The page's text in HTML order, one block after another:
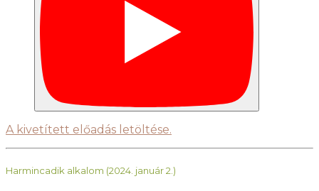
A kivetített előadás letöltése.
Harmincadik alkalom (2024. január 2.)